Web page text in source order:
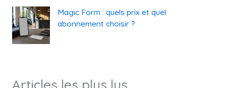
Magic Form : quels prix et quel
abonnement choisir ?